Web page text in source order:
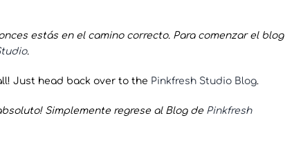
estás en el camino correcto. Para comenzar el blog
.
Just head back over to the Pinkfresh Studio Blog.
Simplemente regrese al Blog de Pinkfresh